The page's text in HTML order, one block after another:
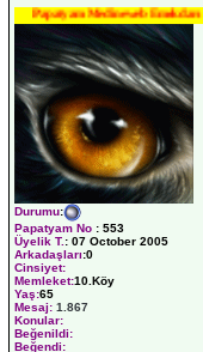
Papatyam Medineweb Emekdarı
Durumu:
Papatyam No : 553
Üyelik T.: 07 October 2005
Arkadaşları:0
Cinsiyet:
Memleket:10.Köy
Yaş:65
Mesaj: 1.867
Konular:
Beğenildi:
Beğendi: